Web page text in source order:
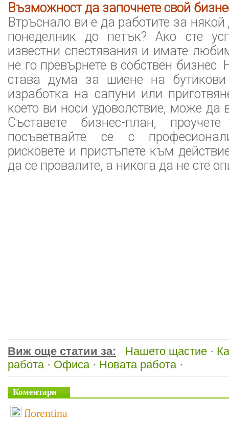
Възможност да започнете свой
Втръснало ви е да работите за някой
понеделник до петък? Ако сте
известни спестявания и имате
не го превърнете в собствен
става дума за шиене на
изработка на сапуни или
което ви носи удоволствие, може да
Съставете бизнес-план, проучете
посъветвайте се с
рисковете и пристъпете към
да се провалите, а никога да не сте
Виж още статии за: Нашето щастие ·
работа· Офиса· Новата работа·
Коментари
florentina